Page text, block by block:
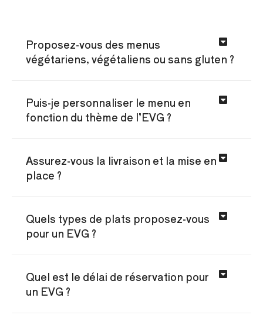
Proposez-vous des menus
végétariens, végétaliens ou sans gluten ?
Puis-je personnaliser le menu en
fonction du thème de l’EVG ?
Assurez-vous la livraison et la mise en
place ?
Quels types de plats proposez-vous
pour un EVG ?
Quel est le délai de réservation pour
un EVG ?